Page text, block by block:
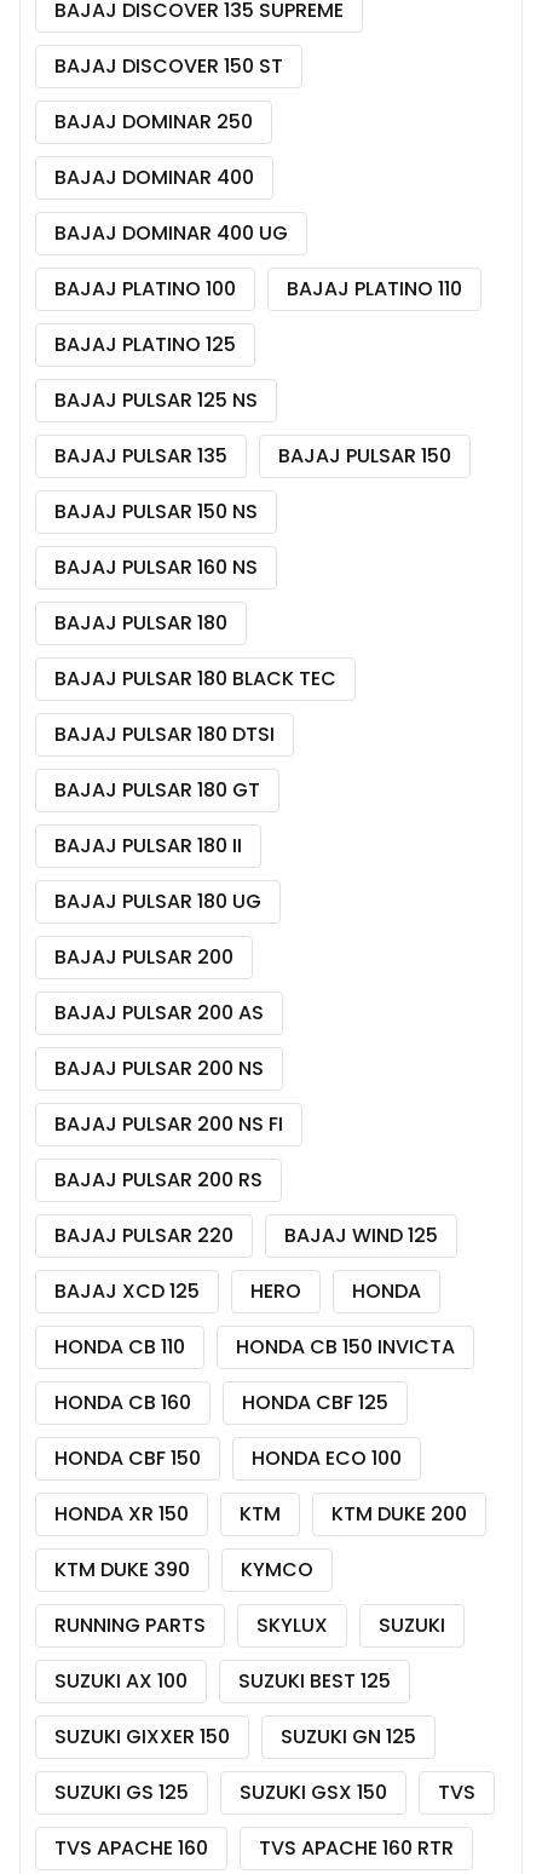
BAJAJ DISCOVER 135 SUPREME
BAJAJ DISCOVER 150 ST
BAJAJ DOMINAR 250
BAJAJ DOMINAR 400
BAJAJ DOMINAR 400 UG
BAJAJ PLATINO 100
BAJAJ PLATINO 110
BAJAJ PLATINO 125
BAJAJ PULSAR 125 NS
BAJAJ PULSAR 135
BAJAJ PULSAR 150
BAJAJ PULSAR 150 NS
BAJAJ PULSAR 160 NS
BAJAJ PULSAR 180
BAJAJ PULSAR 180 BLACK TEC
BAJAJ PULSAR 180 DTSI
BAJAJ PULSAR 180 GT
BAJAJ PULSAR 180 II
BAJAJ PULSAR 180 UG
BAJAJ PULSAR 200
BAJAJ PULSAR 200 AS
BAJAJ PULSAR 200 NS
BAJAJ PULSAR 200 NS FI
BAJAJ PULSAR 200 RS
BAJAJ PULSAR 220
BAJAJ WIND 125
BAJAJ XCD 125
HERO
HONDA
HONDA CB 110
HONDA CB 150 INVICTA
HONDA CB 160
HONDA CBF 125
HONDA CBF 150
HONDA ECO 100
HONDA XR 150
KTM
KTM DUKE 200
KTM DUKE 390
KYMCO
RUNNING PARTS
SKYLUX
SUZUKI
SUZUKI AX 100
SUZUKI BEST 125
SUZUKI GIXXER 150
SUZUKI GN 125
SUZUKI GS 125
SUZUKI GSX 150
TVS
TVS APACHE 160
TVS APACHE 160 RTR